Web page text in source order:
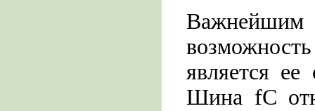
является ее
Шина fC